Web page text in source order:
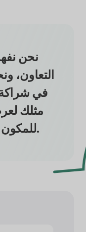
التعاون،
في
مثلك
للمكون الإضافي الخاص بنا.